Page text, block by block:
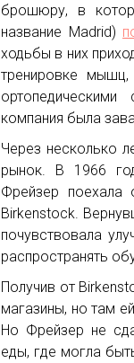
брошюру, в
название Madrid)
ходьбы в них
тренировке
компания была
Через несколько
рынок. В 1966
Фрейзер поехала
Birkenstock.
почувствовала
распространять
Получив от
магазины, но там
Но Фрейзер не
еды, где могла